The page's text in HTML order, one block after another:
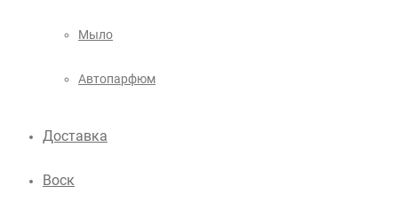
Мыло
Автопарфюм
Доставка
Воск